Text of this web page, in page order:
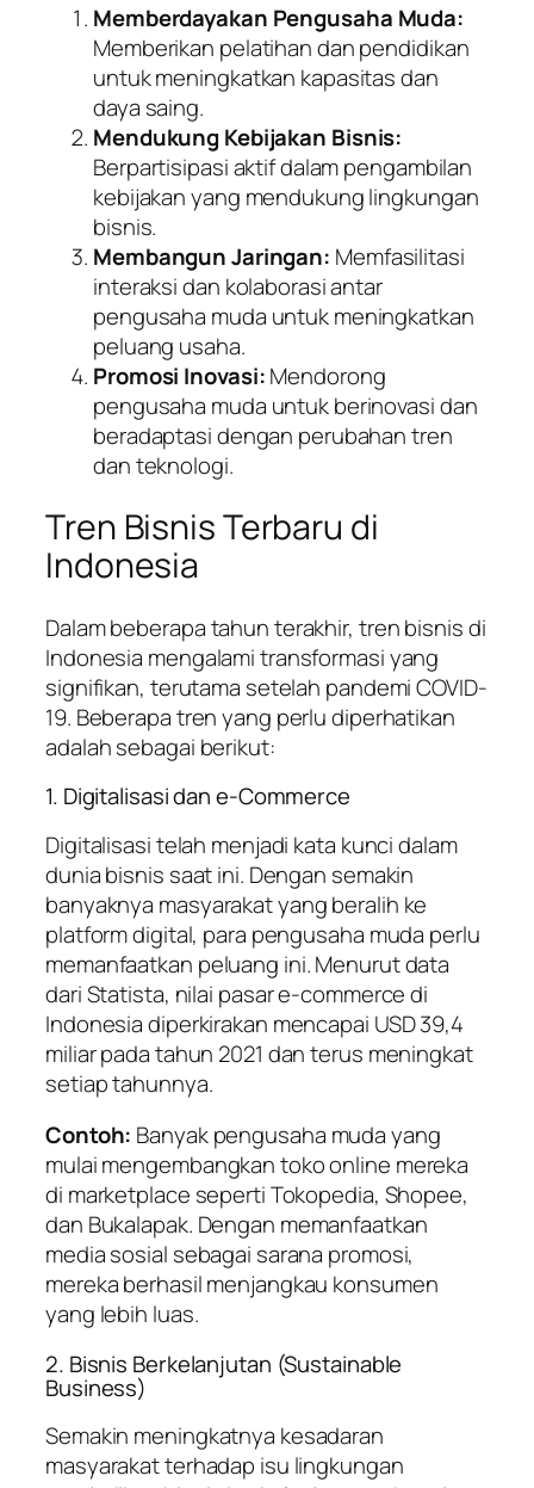
Memberdayakan Pengusaha Muda:
Memberikan pelatihan dan pendidikan
untuk meningkatkan kapasitas dan
daya saing.
Mendukung Kebijakan Bisnis:
Berpartisipasi aktif dalam pengambilan
kebijakan yang mendukung lingkungan
bisnis.
Membangun Jaringan: Memfasilitasi
interaksi dan kolaborasi antar
pengusaha muda untuk meningkatkan
peluang usaha.
Promosi Inovasi:Mendorong
pengusaha muda untuk berinovasi dan
beradaptasi dengan perubahan tren
dan teknologi.
Tren Bisnis Terbaru di
Indonesia
Dalam beberapa tahun terakhir, tren bisnis di
Indonesia mengalami transformasi yang
signifikan, terutama setelah pandemi COVID-
19. Beberapa tren yang perlu diperhatikan
adalah sebagai berikut:
1. Digitalisasi dan e-Commerce
Digitalisasi telah menjadi kata kunci dalam
dunia bisnis saat ini. Dengan semakin
banyaknya masyarakat yang beralih ke
platform digital, para pengusaha muda perlu
memanfaatkan peluang ini. Menurut data
dariStatista, nilai pasar e-commerce di
Indonesia diperkirakan mencapai USD 39,4
miliar pada tahun 2021 dan terus meningkat
setiap tahunnya.
Contoh: Banyak pengusaha muda yang
mulai mengembangkan toko online mereka
di marketplace seperti Tokopedia, Shopee,
dan Bukalapak. Dengan memanfaatkan
media sosial sebagai sarana promosi,
mereka berhasil menjangkau konsumen
yang lebih luas.
2. Bisnis Berkelanjutan (Sustainable
Business)
Semakin meningkatnya kesadaran
masyarakat terhadap isu lingkungan